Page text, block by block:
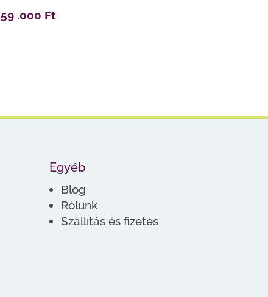
59 .000 Ft
Egyéb
Blog
Rólunk
Szállítás és fizetés